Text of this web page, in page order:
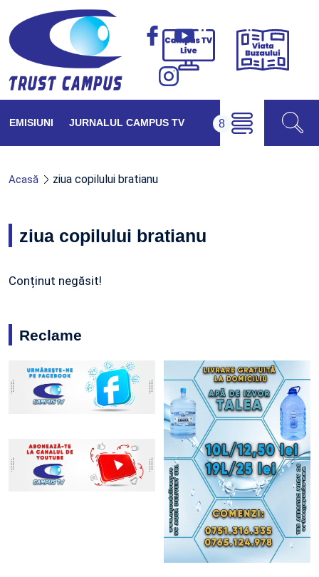
Campus
Viața
EMISIUNI JURNALUL CAMPUS TV
Acasă ziua copilului bratianu
ziua copilului bratianu
Conținut negăsit!
Reclame